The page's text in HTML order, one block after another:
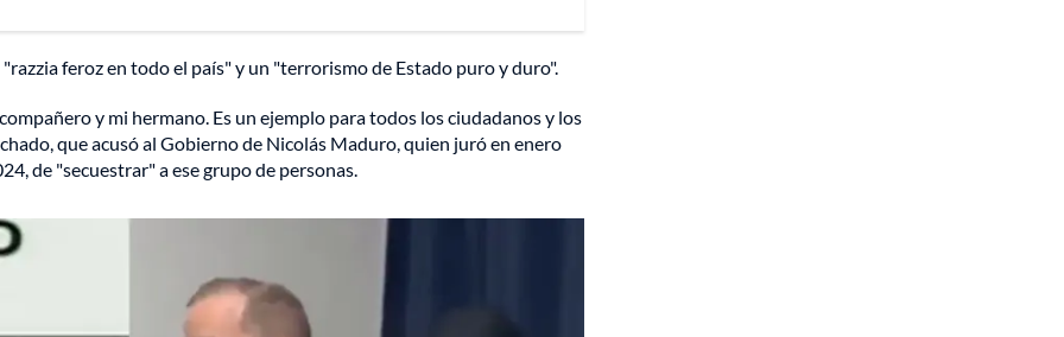
feroz en todo el país" y un "terrorismo de Estado puro y duro".
y mi hermano. Es un ejemplo para todos los ciudadanos y los
que acusó al Gobierno de Nicolás Maduro, quien juró en enero
de "secuestrar" a ese grupo de personas.